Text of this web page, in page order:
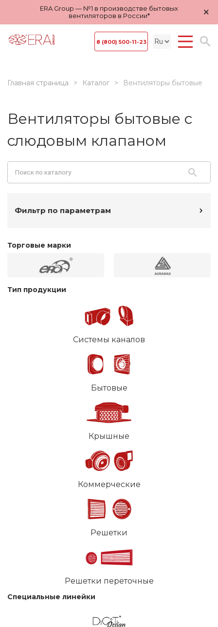
ERA Group — №1 в производстве бытовых
вентиляторов в России*
×
8 (800) 500-11-23
Главная страница Каталог Вентиляторы бытовые
Вентиляторы бытовые с
слюдовым клапаном
Фильтр по параметрам
Торговые марки
Тип продукции
Системы каналов
Бытовые
Крышные
Коммерческие
Решетки
Решетки переточные
Специальные линейки